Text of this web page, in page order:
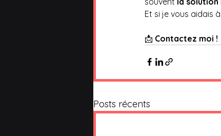
Et si je vous aidais
📩 Contactez moi !
Posts récents